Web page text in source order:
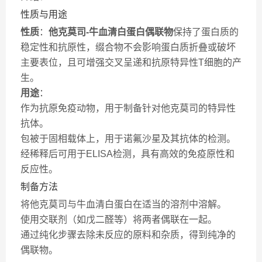
性质与用途
性质： 他克莫司-牛血清白蛋白偶联物保持了蛋白质的
稳定性和抗原性，缀合物不会影响蛋白质折叠或破坏
主要表位，且可增强交叉呈递和抗原特异性T细胞的产
生。
用途：
作为抗原免疫动物，用于制备针对他克莫司的特异性
抗体。
包被于固相载体上，用于诺氟沙星及其抗体的检测。
经稀释后可用于ELISA检测，具有高效的免疫原性和
反应性。
制备方法
将他克莫司与牛血清白蛋白在适当的溶剂中溶解。
使用交联剂（如戊二醛等）将两者偶联在一起。
通过纯化步骤去除未反应的原料和杂质，得到纯净的
偶联物。